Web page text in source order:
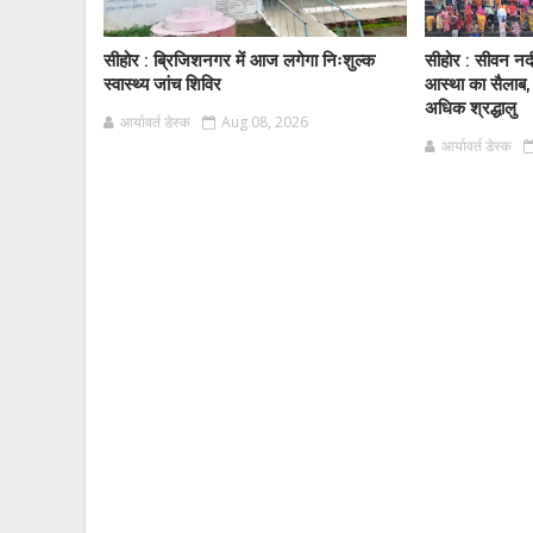
सीहोर : ब्रिजिशनगर में आज लगेगा निःशुल्क
स्वास्थ्य जांच शिविर
आर्यावर्त डेस्क Aug 08, 2026
सीहोर : सीवन
आस्था का
अधिक श्रद्धालु
आर्यावर्त डेस्क